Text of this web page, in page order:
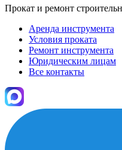
Прокат и ремонт
Аренда инструмента
Условия проката
Ремонт инструмента
Юридическим лицам
Все контакты